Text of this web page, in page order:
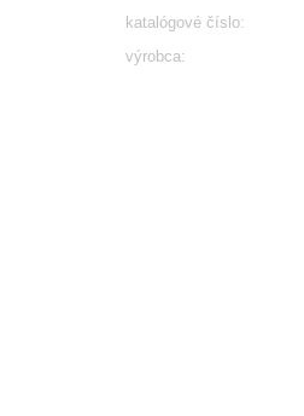
katalógové číslo:
výrobca: